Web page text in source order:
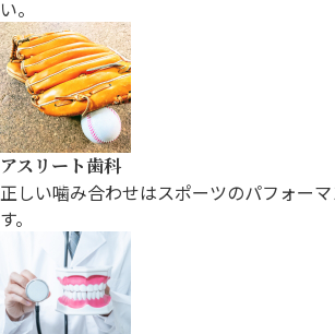
い。
アスリート歯科
正しい噛み合わせはスポーツのパフォー
す。